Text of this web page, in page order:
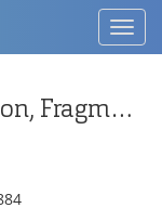
Metope Süd (?) des Parthenon, Fragment eines rechten männlichen Unterarms